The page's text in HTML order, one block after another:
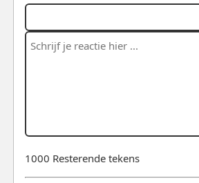
1000 Resterende tekens